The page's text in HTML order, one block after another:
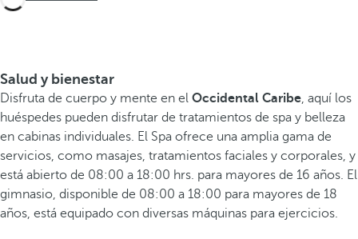
Salud y bienestar
Disfruta de cuerpo y mente en el Occidental Caribe , aquí los
huéspedes pueden disfrutar de tratamientos de spa y belleza
en cabinas individuales. El Spa ofrece una amplia gama de
servicios, como masajes, tratamientos faciales y corporales, y
está abierto de 08:00 a 18:00 hrs. para mayores de 16 años. El
gimnasio, disponible de 08:00 a 18:00 para mayores de 18
años, está equipado con diversas máquinas para ejercicios.